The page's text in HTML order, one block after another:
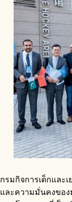
กรมกิจการเด็กและ
และความมั่นคงของ